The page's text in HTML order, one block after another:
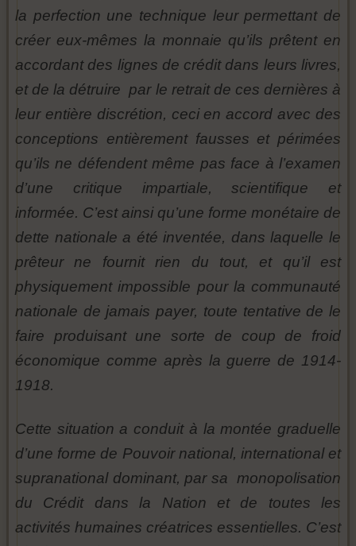
la perfection une technique leur permettant de
créer eux-mêmes la monnaie qu’ils prêtent en
accordant des lignes de crédit dans leurs livres,
et de la détruire par le retrait de ces dernières à
leur entière discrétion, ceci en accord avec des
conceptions entièrement fausses et périmées
qu’ils ne défendent même pas face à l’examen
d’une critique impartiale, scientifique et
informée. C’est ainsi qu’une forme monétaire de
dette nationale a été inventée, dans laquelle le
prêteur ne fournit rien du tout, et qu’il est
physiquement impossible pour la communauté
nationale de jamais payer, toute tentative de le
faire produisant une sorte de coup de froid
économique comme après la guerre de 1914-
1918.
Cette situation a conduit à la montée graduelle
d’une forme de Pouvoir national, international et
supranational dominant, par sa monopolisation
du Crédit dans la Nation et de toutes les
activités humaines créatrices essentielles. C’est